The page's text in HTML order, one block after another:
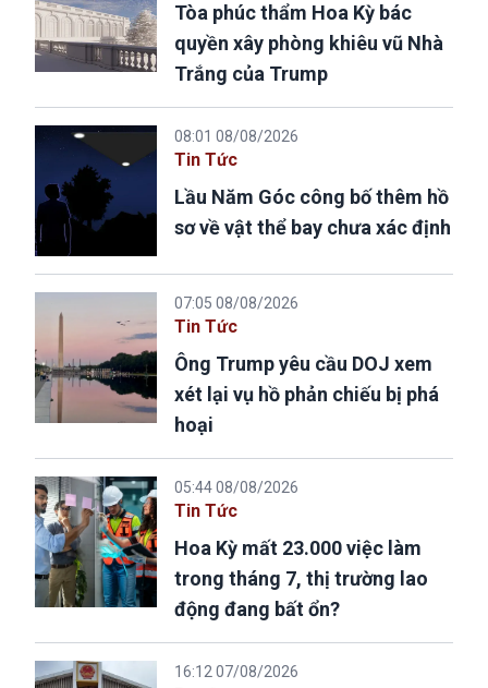
Tòa phúc thẩm Hoa Kỳ bác
quyền xây phòng khiêu vũ Nhà
Trắng của Trump
08:01 08/08/2026
Tin Tức
Lầu Năm Góc công bố thêm hồ
sơ về vật thể bay chưa xác định
07:05 08/08/2026
Tin Tức
Ông Trump yêu cầu DOJ xem
xét lại vụ hồ phản chiếu bị phá
hoại
05:44 08/08/2026
Tin Tức
Hoa Kỳ mất 23.000 việc làm
trong tháng 7, thị trường lao
động đang bất ổn?
16:12 07/08/2026